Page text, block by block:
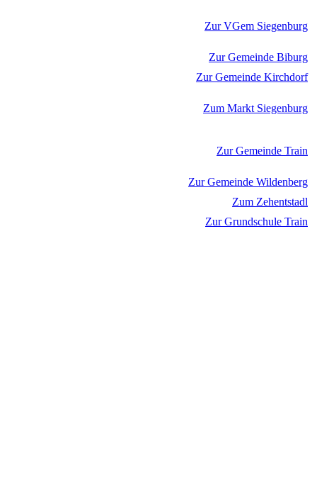
Zur VGem Siegenburg
Zur Gemeinde Biburg
Zur Gemeinde Kirchdorf
Zum Markt Siegenburg
Zur Gemeinde Train
Zur Gemeinde Wildenberg
Zum Zehentstadl
Zur Grundschule Train